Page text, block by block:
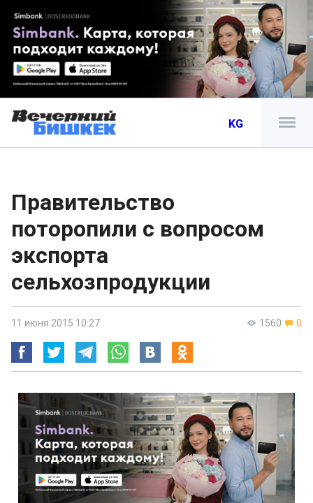
KG
Правительство
поторопили с вопросом
экспорта
сельхозпродукции
1560 0
11 июня 2015 10:27